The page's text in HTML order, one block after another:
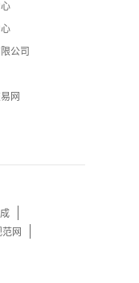
公司
网
范网